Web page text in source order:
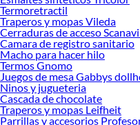
Candados para bicicleta!
Explora la variedad de
Sodimac
Herramientas, materiales y
renovación de espacios. ¡Visítanos
ofrecerte!
Encuentra una amplia variedad de
Sodimac. Encuentra todo lo
Termoretractil
Traperos y mopas Vileda
Cerraduras de acceso
Camara de registro sanitario
Macho para hacer hilo
Termos Gnomo
Juegos de mesa Gabbys
Ninos y jugueteria
Cascada de chocolate
Traperos y mopas Leifheit
Parrillas y accesorios